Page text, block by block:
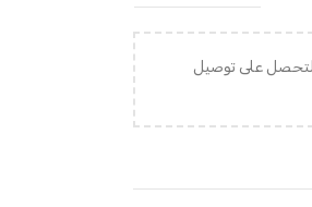
لتحصل على توصيل